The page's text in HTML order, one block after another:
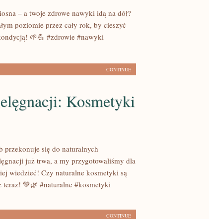
– a twoje zdrowe nawyki idą na dół?
poziomie przez cały rok, by cieszyć
🌱💪 #zdrowie #nawyki
CONTINUE
Kosmetyki
przekonuje się do naturalnych
już trwa, a my przygotowaliśmy dla
wiedzieć! Czy naturalne kosmetyki są
teraz! 💚🌿 #naturalne #kosmetyki
CONTINUE